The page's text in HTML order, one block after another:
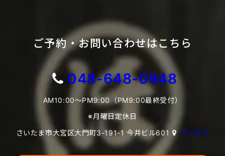
ご予約・お問い合わせはこちら
048-648-0948
AM10:00～PM9:00（PM9:00最終受付）
※月曜日定休日
さいたま市大宮区大門町3-191-1 今井ビル601
アクセス